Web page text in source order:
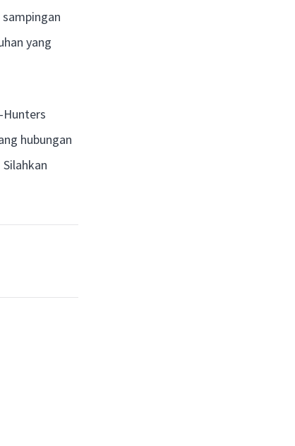
yang
Hunters
hubungan